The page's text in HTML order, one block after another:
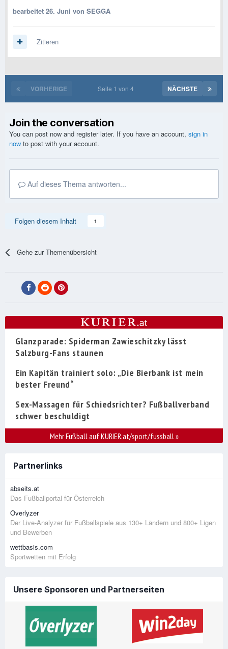
bearbeitet 26. Juni von SEGGA
Zitieren
VORHERIGE NÄCHSTE
Seite 1 von 4
Join the conversation
You can post now and register later. If you have an account, sign in
now to post with your account.
Auf dieses Thema antworten...
Folgen diesem Inhalt 1
Gehe zur Themenübersicht
Glanzparade: Spiderman Zawieschitzky lässt
Salzburg-Fans staunen
Ein Kapitän trainiert solo: „Die Bierbank ist mein
bester Freund“
Sex-Massagen für Schiedsrichter? Fußballverband
schwer beschuldigt
Mehr Fußball auf KURIER.at/sport/fussball»
Partnerlinks
abseits.at
Das Fußballportal für Österreich
Overlyzer
Der Live-Analyzer für Fußballspiele aus 130+ Ländern und 800+ Ligen
und Bewerben
wettbasis.com
Sportwetten mit Erfolg
Unsere Sponsoren und Partnerseiten